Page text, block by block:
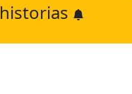
historias